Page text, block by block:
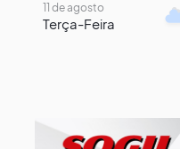
11 de agosto
Terça-Feira